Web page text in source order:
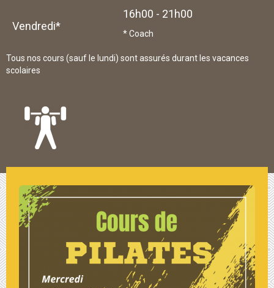
Vendredi*
16h00 - 21h00
* Coach
Tous nos cours (sauf le lundi) sont assurés durant les vacances
scolaires